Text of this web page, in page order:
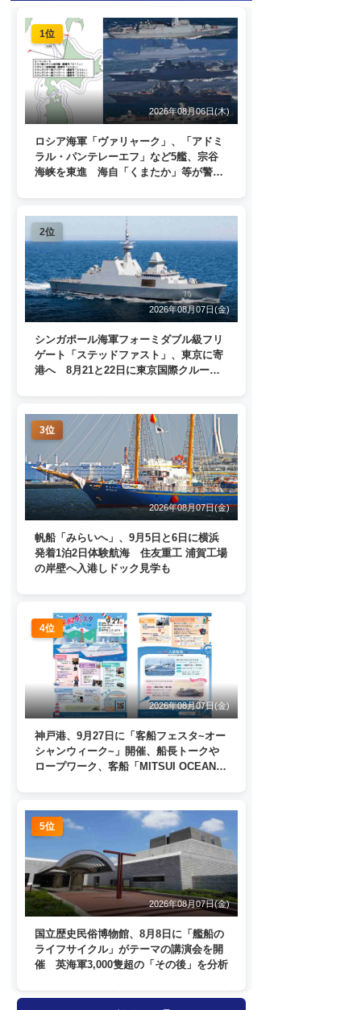
1位
2026年08月06日(木)
ロシア海軍「ヴァリャーク」、「アドミ
ラル・パンテレーエフ」など5艦、宗谷
海峡を東進 海自「くまたか」等が警戒
2位
2026年08月07日(金)
シンガポール海軍フォーミダブル級フリ
ゲート「ステッドファスト」、東京に寄
港へ 8月21と22日に東京国際クルーズ
3位
2026年08月07日(金)
帆船「みらいへ」、9月5日と6日に横浜
発着1泊2日体験航海 住友重工 浦賀工場
の岸壁へ入港しドック見学も
4位
2026年08月07日(金)
神戸港、9月27日に「客船フェスタ~オー
シャンウィーク~」開催、船長トークや
ロープワーク、客船「MITSUI OCEAN
5位
2026年08月07日(金)
国立歴史民俗博物館、8月8日に「艦船の
ライフサイクル」がテーマの講演会を開
催 英海軍3,000隻超の「その後」を分析